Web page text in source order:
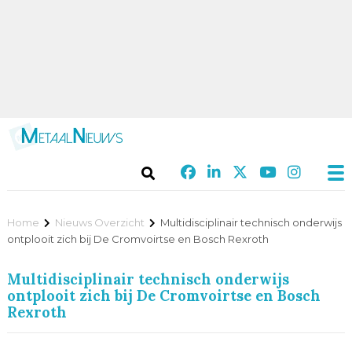
Home Nieuws Overzicht
Multidisciplinair technisch onderwijs
ontplooit zich bij De Cromvoirtse en Bosch Rexroth
Multidisciplinair technisch onderwijs
ontplooit zich bij De Cromvoirtse en Bosch
Rexroth